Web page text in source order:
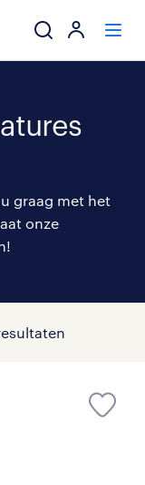
carrière
randstad
graag met het
onze